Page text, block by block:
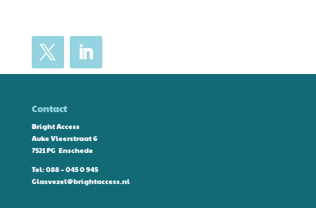
Contact
Bright Access
Auke Vleerstraat 6
7521 PG Enschede
Tel:088 – 045 0 945
Glasvezel@brightaccess.nl